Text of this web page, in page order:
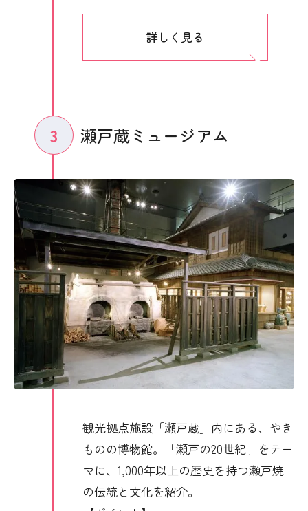
詳しく見る
3 瀬戸蔵ミュージアム
観光拠点施設「瀬戸蔵」内にある、やき
ものの博物館。「瀬戸の20世紀」をテー
マに、1,000年以上の歴史を持つ瀬戸焼
の伝統と文化を紹介。